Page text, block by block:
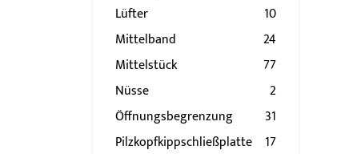
Lüfter
10
Mittelband
24
Mittelstück
77
Nüsse
2
Öffnungsbegrenzung
31
Pilzkopfkippschließplatte
17